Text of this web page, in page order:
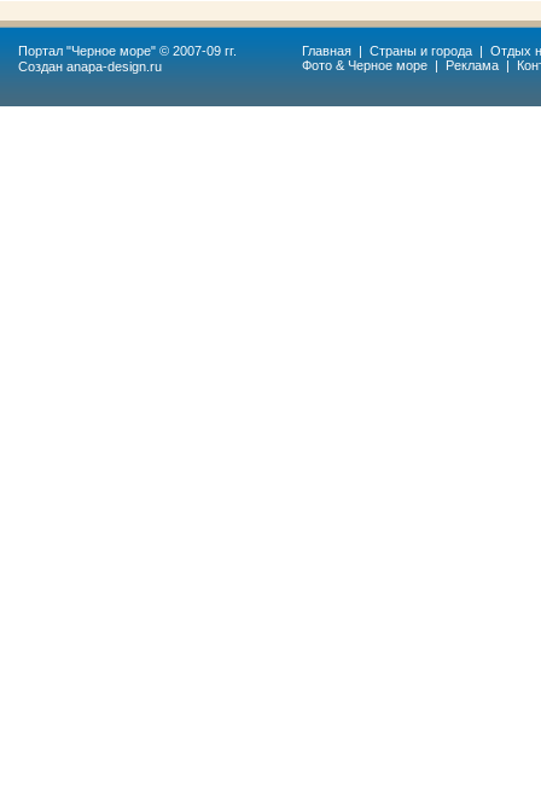
Портал "Черное море" © 2007-09 гг.
Создан anapa-design.ru
Главная | Страны и города | Отдых
Фото & Черное море | Реклама |